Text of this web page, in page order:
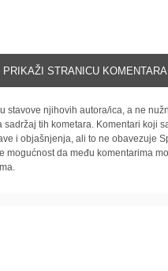
PRIKAŽI STRANICU
stavove njihovih autora/ica, a ne
tih kometara. Komentari koji
i objašnjenja, ali to ne obavezuje
mogućnost da među komentarima